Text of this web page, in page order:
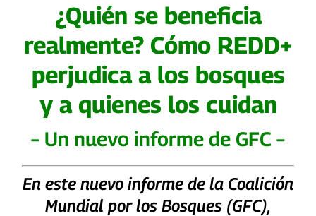
¿Quién se beneficia
realmente? Cómo REDD+
perjudica a los bosques
y a quienes los cuidan
– Un nuevo informe de GFC –
En este nuevo informe de la Coalición
Mundial por los Bosques (GFC),